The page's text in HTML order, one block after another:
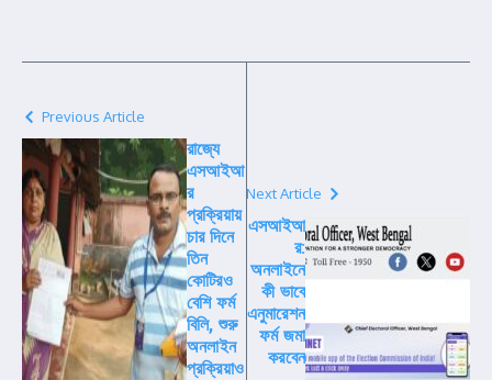
Previous Article
রাজ্যে
এসআইআ
র
প্রক্রিয়ায়
চার দিনে
তিন
কোটিরও
বেশি ফর্ম
বিলি, শুরু
অনলাইন
প্রক্রিয়াও
Next Article
এসআইআ
র:
অনলাইনে
কী ভাবে
এনুমারেশন
ফর্ম জমা
করবেন